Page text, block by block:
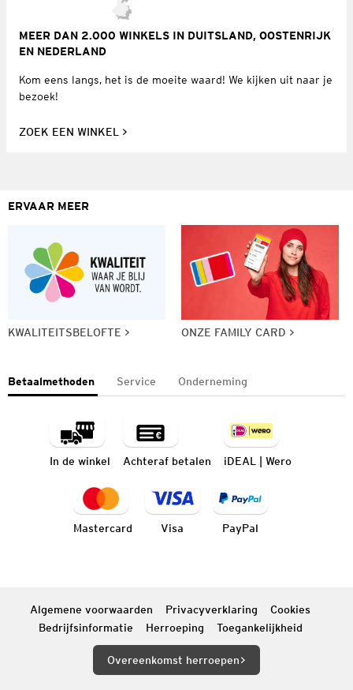
MEER DAN 2.000 WINKELS IN DUITSLAND, OOSTENRIJK
EN NEDERLAND
Kom eens langs, het is de moeite waard! We kijken uit naar je
bezoek!
ZOEK EEN WINKEL
ERVAAR MEER
KWALITEITSBELOFTE ONZE FAMILY CARD
Betaalmethoden Service Onderneming
In de winkel Achteraf betalen iDEAL | Wero
Mastercard Visa PayPal
Algemene voorwaarden Privacyverklaring
Cookies
Bedrijfsinformatie
Herroeping Toegankelijkheid
Overeenkomst herroepen